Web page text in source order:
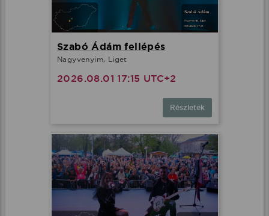
Szabó Ádám fellépés
Nagyvenyim, Liget
2026.08.01 17:15 UTC+2
Részletek